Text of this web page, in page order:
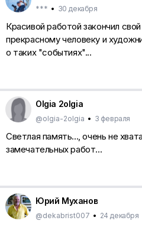
*** • 30 декабря
Красивой работой закончил
прекрасному человеку и
о таких "событиях"...
Olgia 2olgia
@olgia-2olgia • 3 февраля
Светлая память..., очень не
замечательных работ...
Юрий Муханов
@dekabrist007 • 24 декабря